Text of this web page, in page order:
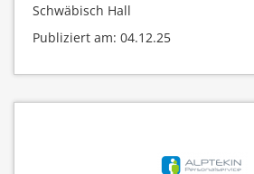
Schwäbisch Hall
Publiziert am: 04.12.25